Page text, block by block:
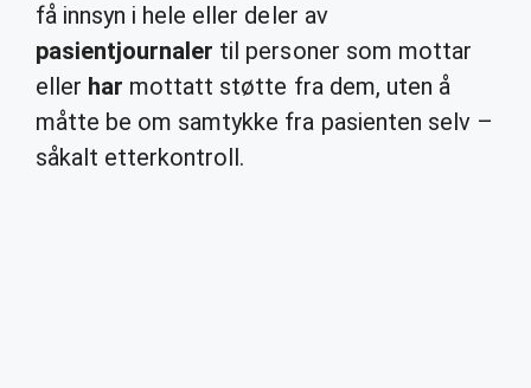
få innsyn i hele eller deler av
pasientjournaler til personer som mottar
eller har mottatt støtte fra dem, uten å
måtte be om samtykke fra pasienten selv –
såkalt etterkontroll.